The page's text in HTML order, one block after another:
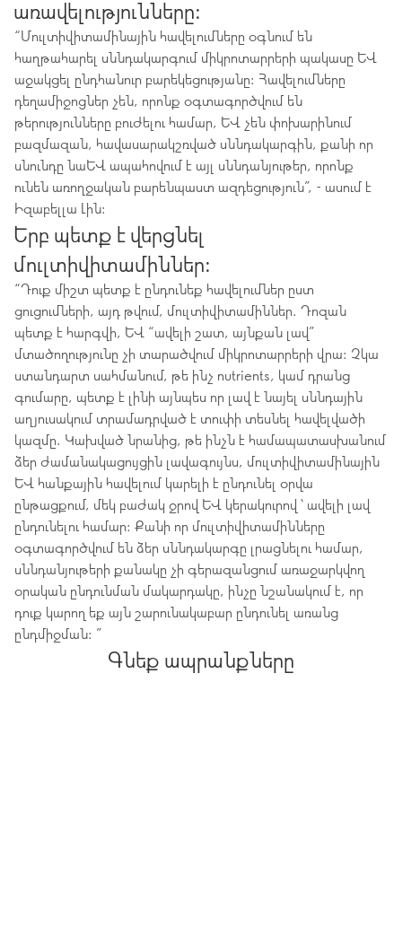
առավելությունները:
“Մուլտիվիտամինային հավելումները օգնում են
հաղթահարել սննդակարգում միկրոտարրերի պակասը և
աջակցել ընդհանուր բարեկեցությանը: Հավելումները
դեղամիջոցներ չեն, որոնք օգտագործվում են
թերությունները բուժելու համար, և չեն փոխարինում
բազմազան, հավասարակշռված սննդակարգին, քանի որ
սնունդը նաև ապահովում է այլ սննդանյութեր, որոնք
ունեն առողջական բարենպաստ ազդեցություն”, - ասում է
Իզաբելլա Լին:
Երբ պետք է վերցնել
մուլտիվիտամիններ:
“Դուք միշտ պետք է ընդունեք հավելումներ ըստ
ցուցումների, այդ թվում, մուլտիվիտամիններ. Դոզան
պետք է հարգվի, և “ավելի շատ, այնքան լավ”
մտածողությունը չի տարածվում միկրոտարրերի վրա: Չկա
ստանդարտ սահմանում, թե ինչ nutrients, կամ դրանց
գումարը, պետք է լինի այնպես որ լավ է նայել սննդային
աղյուսակում տրամադրված է տուփի տեսնել հավելվածի
կազմը. Կախված նրանից, թե ինչն է համապատասխանում
ձեր ժամանակացույցին լավագույնս, մուլտիվիտամինային
և հանքային հավելում կարելի է ընդունել օրվա
ընթացքում, մեկ բաժակ ջրով և կերակուրով ՝ ավելի լավ
ընդունելու համար: Քանի որ մուլտիվիտամինները
օգտագործվում են ձեր սննդակարգը լրացնելու համար,
սննդանյութերի քանակը չի գերազանցում առաջարկվող
օրական ընդունման մակարդակը, ինչը նշանակում է, որ
դուք կարող եք այն շարունակաբար ընդունել առանց
ընդմիջման: ”
Գնեք ապրանքները